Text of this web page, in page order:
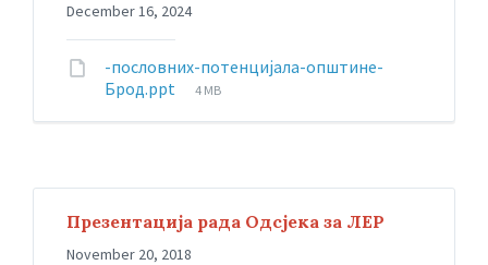
December 16, 2024
-пословних-потенцијала-општине-
Брод.ppt
4 MB
Презентација рада Одсјека за ЛЕР
November 20, 2018